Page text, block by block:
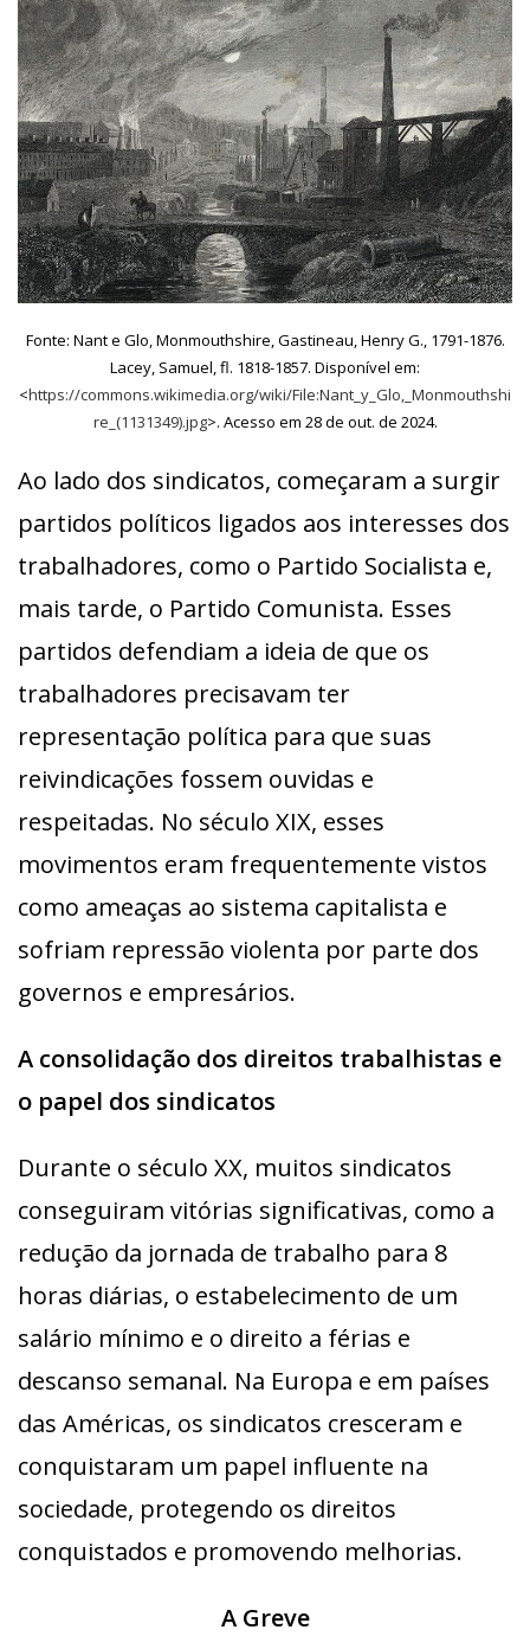
Fonte: Nant e Glo, Monmouthshire, Gastineau, Henry G., 1791-1876.
Lacey, Samuel, fl. 1818-1857. Disponível em:
<https://commons.wikimedia.org/wiki/File:Nant_y_Glo,_Monmouthshi
re_(1131349).jpg>. Acesso em 28 de out. de 2024.
Ao lado dos sindicatos, começaram a surgir
partidos políticos ligados aos interesses dos
trabalhadores, como o Partido Socialista e,
mais tarde, o Partido Comunista. Esses
partidos defendiam a ideia de que os
trabalhadores precisavam ter
representação política para que suas
reivindicações fossem ouvidas e
respeitadas. No século XIX, esses
movimentos eram frequentemente vistos
como ameaças ao sistema capitalista e
sofriam repressão violenta por parte dos
governos e empresários.
A consolidação dos direitos trabalhistas e
o papel dos sindicatos
Durante o século XX, muitos sindicatos
conseguiram vitórias significativas, como a
redução da jornada de trabalho para 8
horas diárias, o estabelecimento de um
salário mínimo e o direito a férias e
descanso semanal. Na Europa e em países
das Américas, os sindicatos cresceram e
conquistaram um papel influente na
sociedade, protegendo os direitos
conquistados e promovendo melhorias.
A Greve